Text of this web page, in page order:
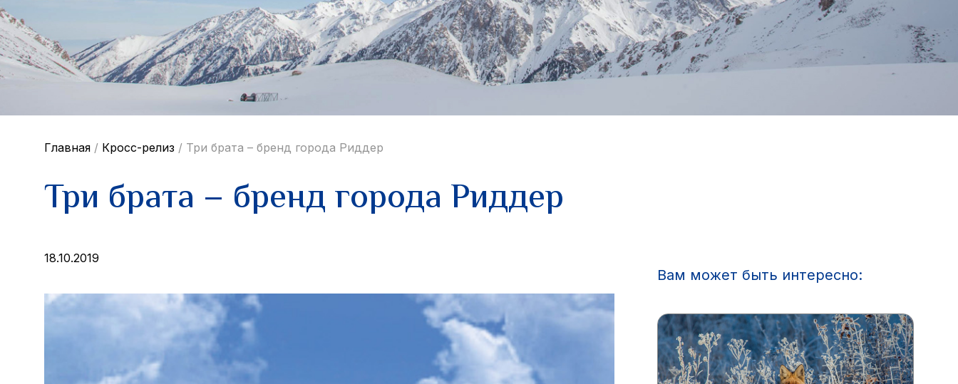
Главная / Кросс-релиз / Три брата – бренд города Риддер
Три брата – бренд города Риддер
18.10.2019
Вам может быть интересно: